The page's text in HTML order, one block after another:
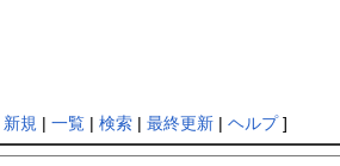
新規 | 一覧| 検索| 最終更新| ヘルプ]